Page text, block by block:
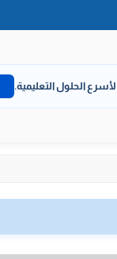
الحلول التعليمية.